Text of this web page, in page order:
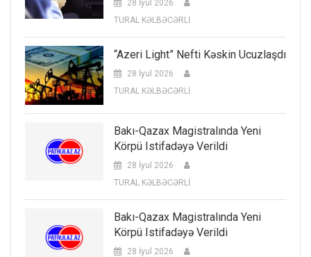
28 İyul 2026
TURAL KƏLBƏCƏRLİ
“Azeri Light” Nefti Kəskin Ucuzlaşdı
28 İyul 2026
TURAL KƏLBƏCƏRLİ
Bakı-Qazax Magistralında Yeni
Körpü Istifadəyə Verildi
28 İyul 2026
TURAL KƏLBƏCƏRLİ
Bakı-Qazax Magistralında Yeni
Körpü Istifadəyə Verildi
28 İyul 2026